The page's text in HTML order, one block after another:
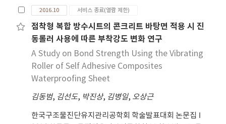
resistance, crack resistance, adhesion
performance, joint performance, impact
resistance, impermeability)
microogranisms and increase of pollution in
the air. This paper discusses a study
conducted to understand the awareness of
leakage problems and the damage that
follows in the underground structures of
residential buildings.
2016.10 서비스 종료(열람 제한)
점착형 복합 방수시트의 콘크리트 바탕면 적용 시 진
동롤러 사용에 따른 부착강도 변화 연구
A Study on Bond Strength Using the Vibrating
Roller of Self Adhesive Composites
Waterproofing Sheet
김동범, 김선도, 박진상, 김병일, 오상근
한국구조물진단유지관리공학회 학술발표대회 논문집